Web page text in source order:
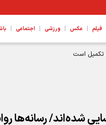
فیلم | عکس | ورزشی | اجتماعی |
شده‌اند/ رسانه‌ها